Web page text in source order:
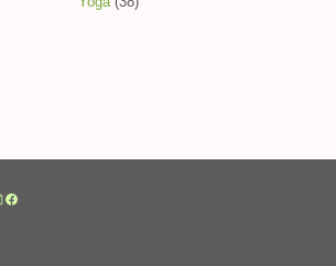
Facebook